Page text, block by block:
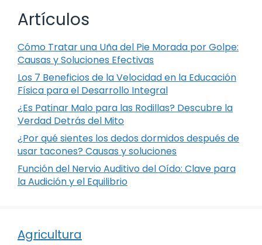
Artículos
Cómo Tratar una Uña del Pie Morada por Golpe:
Causas y Soluciones Efectivas
Los 7 Beneficios de la Velocidad en la Educación
Física para el Desarrollo Integral
¿Es Patinar Malo para las Rodillas? Descubre la
Verdad Detrás del Mito
¿Por qué sientes los dedos dormidos después de
usar tacones? Causas y soluciones
Función del Nervio Auditivo del Oído: Clave para
la Audición y el Equilibrio
Agricultura